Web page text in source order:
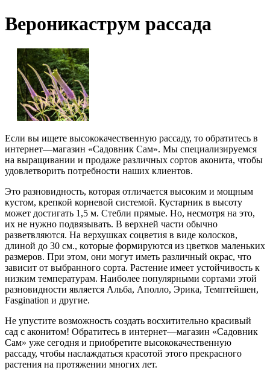
Вероникаструм рассада
Если вы ищете высококачественную рассаду, то обратитесь в
интернет—магазин «Садовник Сам». Мы специализируемся
на выращивании и продаже различных сортов аконита, чтобы
удовлетворить потребности наших клиентов.
Это разновидность, которая отличается высоким и мощным
кустом, крепкой корневой системой. Кустарник в высоту
может достигать 1,5 м. Стебли прямые. Но, несмотря на это,
их не нужно подвязывать. В верхней части обычно
разветвляются. На верхушках соцветия в виде колосков,
длиной до 30 см., которые формируются из цветков маленьких
размеров. При этом, они могут иметь различный окрас, что
зависит от выбранного сорта. Растение имеет устойчивость к
низким температурам. Наиболее популярными сортами этой
разновидности является Альба, Аполло, Эрика, Темптейшен,
Fasgination и другие.
Не упустите возможность создать восхитительно красивый
сад с аконитом! Обратитесь в интернет—магазин «Садовник
Сам» уже сегодня и приобретите высококачественную
рассаду, чтобы наслаждаться красотой этого прекрасного
растения на протяжении многих лет.